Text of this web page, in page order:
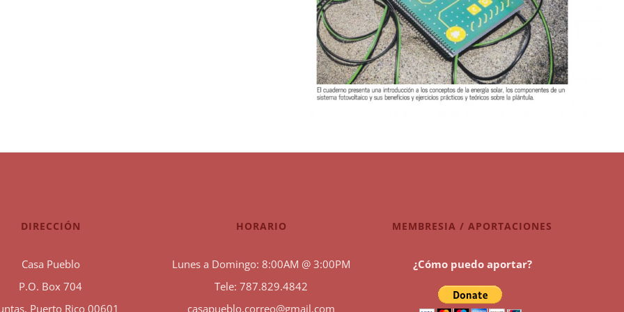
DIRECCIÓN
Casa Pueblo
P.O. Box 704
Puerto Rico 00601
HORARIO
Lunes a Domingo: 8:00AM @ 3:00PM
Tele: 787.829.4842
casapueblo.correo@gmail.com
MEMBRESIA / APORTACIONES
¿Cómo puedo aportar?